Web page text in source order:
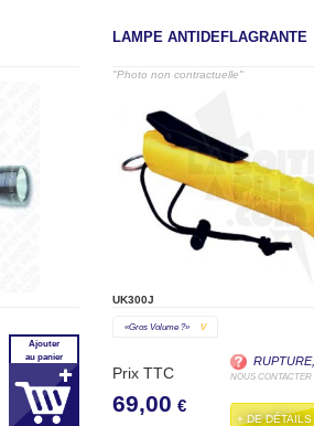
Ajouter
au panier
LAMPE ANTIDEFLAGRANTE
"Photo non contractuelle"
UK300J
«gros Volume ?» V
Prix TTC
69,00 €
RUPTURE,
NOUS CONTACTER
+ DE DÉTAILS